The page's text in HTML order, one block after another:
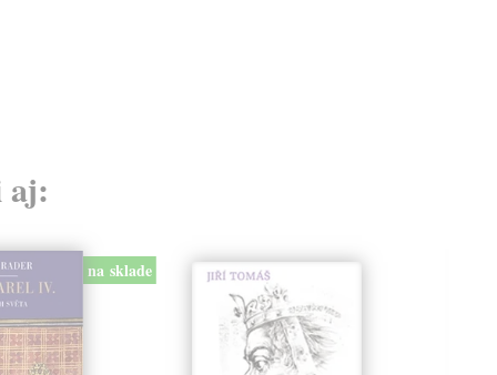
aj:
na sklade